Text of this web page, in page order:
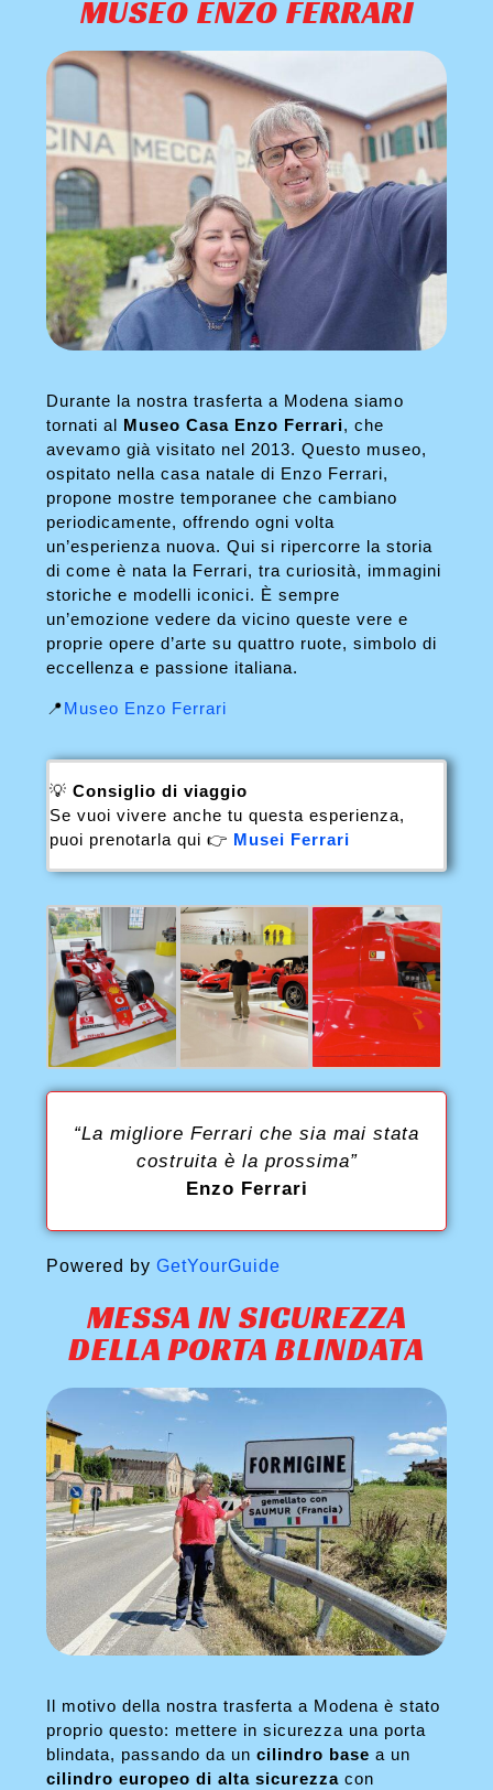
MUSEO ENZO FERRARI
Durante la nostra trasferta a Modena siamo
tornati al Museo Casa Enzo Ferrari, che
avevamo già visitato nel 2013. Questo museo,
ospitato nella casa natale di Enzo Ferrari,
propone mostre temporanee che cambiano
periodicamente, offrendo ogni volta
un’esperienza nuova. Qui si ripercorre la storia
di come è nata la Ferrari, tra curiosità, immagini
storiche e modelli iconici. È sempre
un’emozione vedere da vicino queste vere e
proprie opere d’arte su quattro ruote, simbolo di
eccellenza e passione italiana.
📍Museo Enzo Ferrari
💡Consiglio di viaggio
Se vuoi vivere anche tu questa esperienza,
puoi prenotarla qui 👉 Musei Ferrari
“La migliore Ferrari che sia mai stata
costruita è la prossima”
Enzo Ferrari
Powered byGetYourGuide
MESSA IN SICUREZZA
DELLA PORTA BLINDATA
Il motivo della nostra trasferta a Modena è stato
proprio questo: mettere in sicurezza una porta
blindata, passando da uncilindro base a un
cilindro europeo di alta sicurezza con